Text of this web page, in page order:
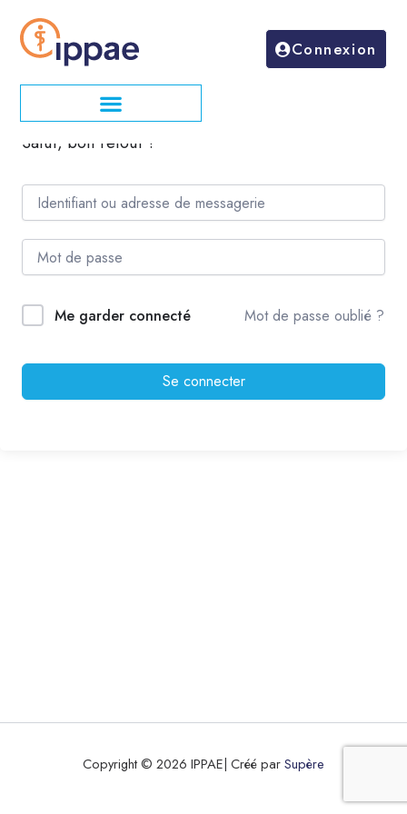
contenu
Connexion
Salut, bon retour !
Me garder connecté Mot de passe oublié ?
Se connecter
Copyright © 2026 IPPAE| Créé parSupère